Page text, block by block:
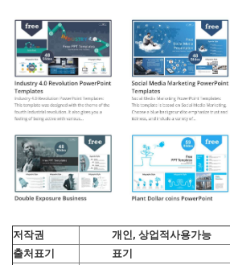
저작권
개인, 상업적사용가능
출처표기
표기